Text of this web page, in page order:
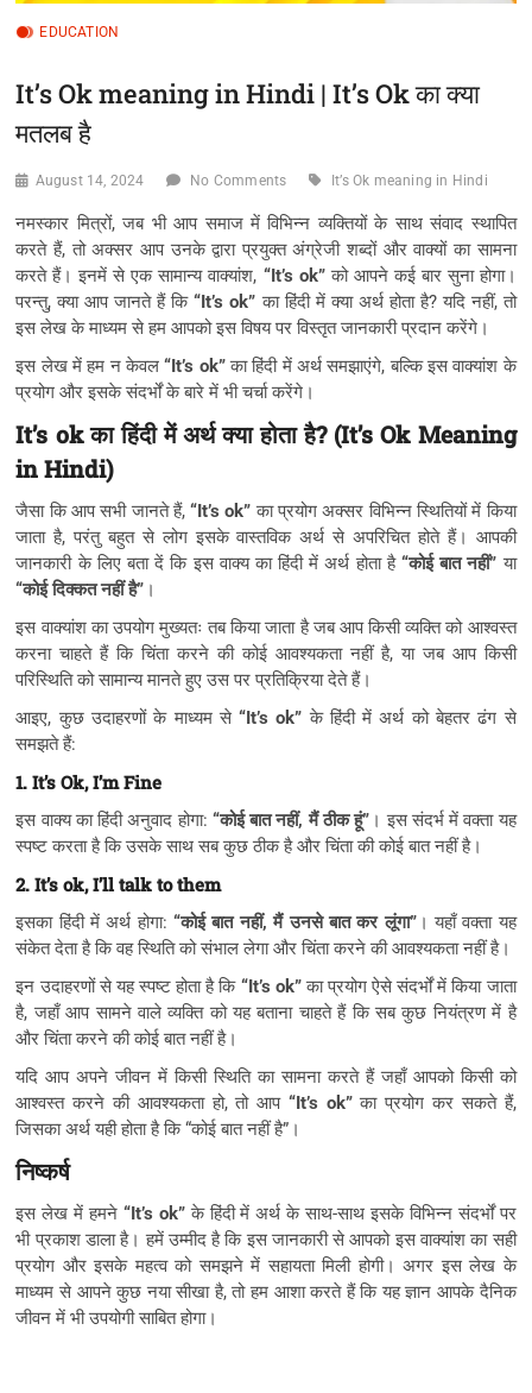
EDUCATION
It’s Ok meaning in Hindi | It’s Ok का क्या
मतलब है
August 14, 2024 No Comments It’s Ok meaning in Hindi
नमस्कार मित्रों, जब भी आप समाज में विभिन्न व्यक्तियों के साथ संवाद स्थापित
करते हैं, तो अक्सर आप उनके द्वारा प्रयुक्त अंग्रेजी शब्दों और वाक्यों का सामना
करते हैं। इनमें से एक सामान्य वाक्यांश, “It’s ok”को आपने कई बार सुना होगा।
परन्तु, क्या आप जानते हैं कि“It’s ok” का हिंदी में क्या अर्थ होता है? यदि नहीं, तो
इस लेख के माध्यम से हम आपको इस विषय पर विस्तृत जानकारी प्रदान करेंगे।
इस लेख में हम न केवल“It’s ok”का हिंदी में अर्थ समझाएंगे, बल्कि इस वाक्यांश के
प्रयोग और इसके संदर्भों के बारे में भी चर्चा करेंगे।
It’s ok का हिंदी में अर्थ क्या होता है? (It’s Ok Meaning
in Hindi)
जैसा कि आप सभी जानते हैं,“It’s ok” का प्रयोग अक्सर विभिन्न स्थितियों में किया
जाता है, परंतु बहुत से लोग इसके वास्तविक अर्थ से अपरिचित होते हैं। आपकी
जानकारी के लिए बता दें कि इस वाक्य का हिंदी में अर्थ होता है “कोई बात नहीं” या
“कोई दिक्कत नहीं है” ।
इस वाक्यांश का उपयोग मुख्यतः तब किया जाता है जब आप किसी व्यक्ति को आश्वस्त
करना चाहते हैं कि चिंता करने की कोई आवश्यकता नहीं है, या जब आप किसी
परिस्थिति को सामान्य मानते हुए उस पर प्रतिक्रिया देते हैं।
आइए, कुछ उदाहरणों के माध्यम से“It’s ok” के हिंदी में अर्थ को बेहतर ढंग से
समझते हैं:
1. It’s Ok, I’m Fine
इस वाक्य का हिंदी अनुवाद होगा: “कोई बात नहीं, मैं ठीक हूं” । इस संदर्भ में वक्ता यह
स्पष्ट करता है कि उसके साथ सब कुछ ठीक है और चिंता की कोई बात नहीं है।
2. It’s ok, I’ll talk to them
इसका हिंदी में अर्थ होगा:“कोई बात नहीं, मैं उनसे बात कर लूंगा”। यहाँ वक्ता यह
संकेत देता है कि वह स्थिति को संभाल लेगा और चिंता करने की आवश्यकता नहीं है।
इन उदाहरणों से यह स्पष्ट होता है कि “It’s ok”का प्रयोग ऐसे संदर्भों में किया जाता
है, जहाँ आप सामने वाले व्यक्ति को यह बताना चाहते हैं कि सब कुछ नियंत्रण में है
और चिंता करने की कोई बात नहीं है।
यदि आप अपने जीवन में किसी स्थिति का सामना करते हैं जहाँ आपको किसी को
आश्वस्त करने की आवश्यकता हो, तो आप “It’s ok”का प्रयोग कर सकते हैं,
जिसका अर्थ यही होता है कि “कोई बात नहीं है”।
निष्कर्ष
इस लेख में हमने “It’s ok”के हिंदी में अर्थ के साथ-साथ इसके विभिन्न संदर्भों पर
भी प्रकाश डाला है। हमें उम्मीद है कि इस जानकारी से आपको इस वाक्यांश का सही
प्रयोग और इसके महत्व को समझने में सहायता मिली होगी। अगर इस लेख के
माध्यम से आपने कुछ नया सीखा है, तो हम आशा करते हैं कि यह ज्ञान आपके दैनिक
जीवन में भी उपयोगी साबित होगा।